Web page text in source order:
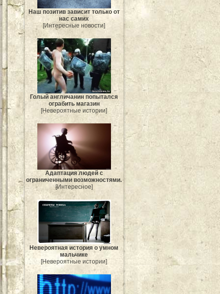
Наш позитив зависит только от
нас самих
[Интересные новости]
Голый англичанин попытался
ограбить магазин
[Невероятные истории]
Адаптация людей с
ограниченными возможностями.
[Интересное]
Невероятная история о умном
мальчике
[Невероятные истории]